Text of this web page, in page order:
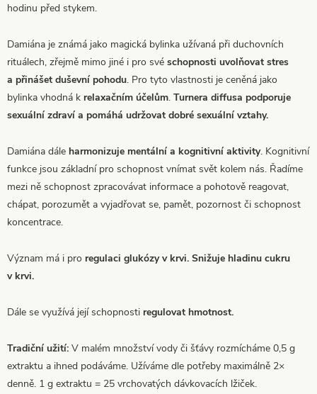
hodinu před stykem.
Damiána je známá jako magická bylinka užívaná při duchovních
rituálech, zřejmě mimo jiné i pro své schopnosti uvolňovat stres
a přinášet duševní pohodu. Pro tyto vlastnosti je ceněná jako
bylinka vhodná k relaxačním účelům. Turnera diffusa podporuje
sexuální zdraví a pomáhá udržovat dobré sexuální vztahy.
Damiána dále harmonizuje mentální a kognitivní aktivity. Kognitivní
funkce jsou základní pro schopnost vnímat svět kolem nás. Řadíme
mezi ně schopnost zpracovávat informace a pohotově reagovat,
chápat, porozumět a vyjadřovat se, pamět, pozornost či schopnost
koncentrace.
Význam má i pro regulaci glukózy v krvi. Snižuje hladinu cukru
v krvi.
Dále se využívá její schopnosti regulovat hmotnost.
Tradiční užití: V malém množství vody či šťávy rozmícháme 0,5 g
extraktu a ihned podáváme. Užíváme dle potřeby maximálně 2×
denně. 1 g extraktu = 25 vrchovatých dávkovacích lžiček.